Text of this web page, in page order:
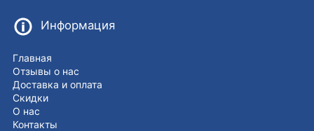
Информация
Главная
Отзывы о нас
Доставка и оплата
Скидки
О нас
Контакты